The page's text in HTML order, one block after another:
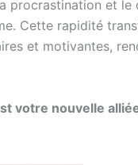
procrastination et le
Cette rapidité
et motivantes,
votre nouvelle